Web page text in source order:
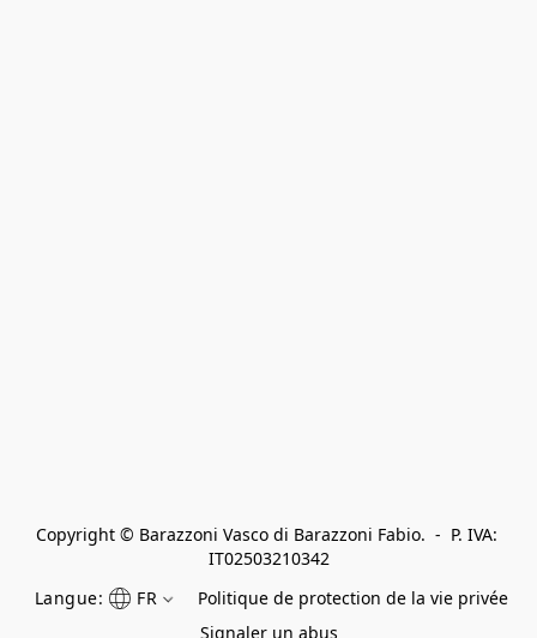
Copyright © Barazzoni Vasco di Barazzoni Fabio.  -  P. IVA:
IT02503210342
Langue:
FR
Politique de protection de la vie privée
Signaler un abus